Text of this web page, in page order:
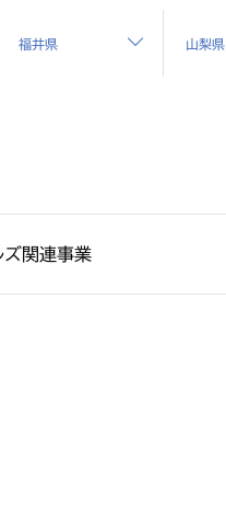
福井県 山梨県
関連事業